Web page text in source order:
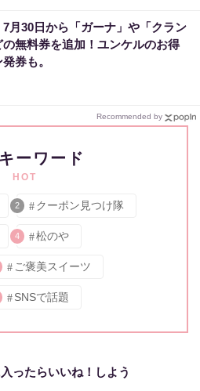
7月30日から「ガーナ」や「クラン
の無料券を追加！ユンケルのお得
券も。
Recommended by
ーワード
HOT
2 クーポン見つけ隊
4 松のや
ご褒美スイーツ
SNSで話題
ったらいいね！しよう